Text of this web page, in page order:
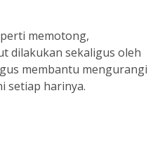
memotong,
dilakukan sekaligus oleh
membantu mengurangi
setiap harinya.